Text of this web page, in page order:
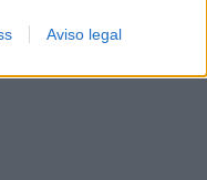
Aviso legal